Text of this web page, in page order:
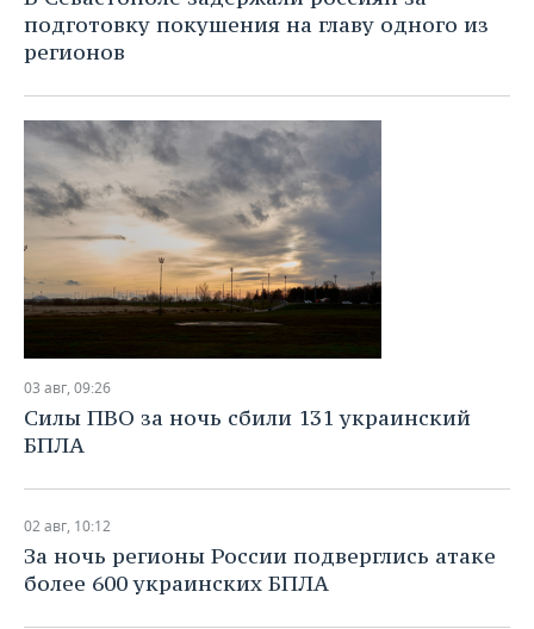
подготовку покушения на главу одного из
регионов
03 авг, 09:26
Силы ПВО за ночь сбили 131 украинский
БПЛА
02 авг, 10:12
За ночь регионы России подверглись атаке
более 600 украинских БПЛА